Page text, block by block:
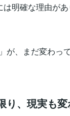
明確な理由があ
が、まだ変わっ
り、現実も